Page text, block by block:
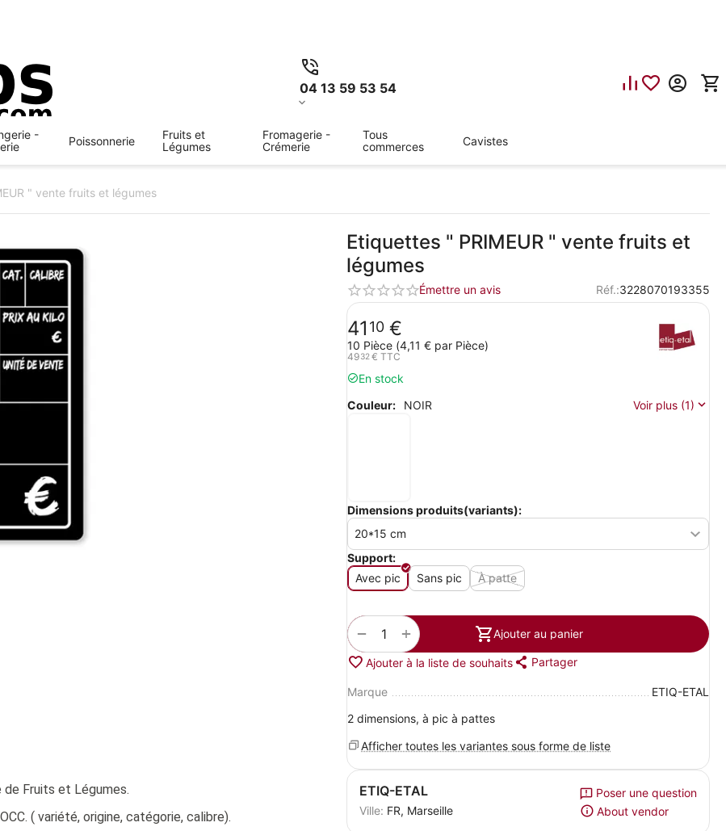
04 13 59 53 54
-
Poissonnerie
Fruits et
Légumes
Fromagerie -
Crémerie
Tous
commerces
Cavistes
" vente fruits et légumes
Etiquettes " PRIMEUR " vente fruits et
légumes
Émettre un avis Réf.:3228070193355
41 10 €
10 Pièce (4,11 € par Pièce)
4932€ TTC
En stock
Couleur:
NOIR Voir plus (1)
Dimensions produits(variants):
Support:
Avec pic
Sans pic À patte
+
− Ajouter au panier
Ajouter à la liste de souhaits Partager
Marque
ETIQ-ETAL
2 dimensions, à pic à pattes
Afficher toutes les variantes sous forme de liste
ETIQ-ETAL
Ville: FR, Marseille
Poser une question
About vendor
Fruits et Légumes.
( variété, origine, catégorie, calibre).